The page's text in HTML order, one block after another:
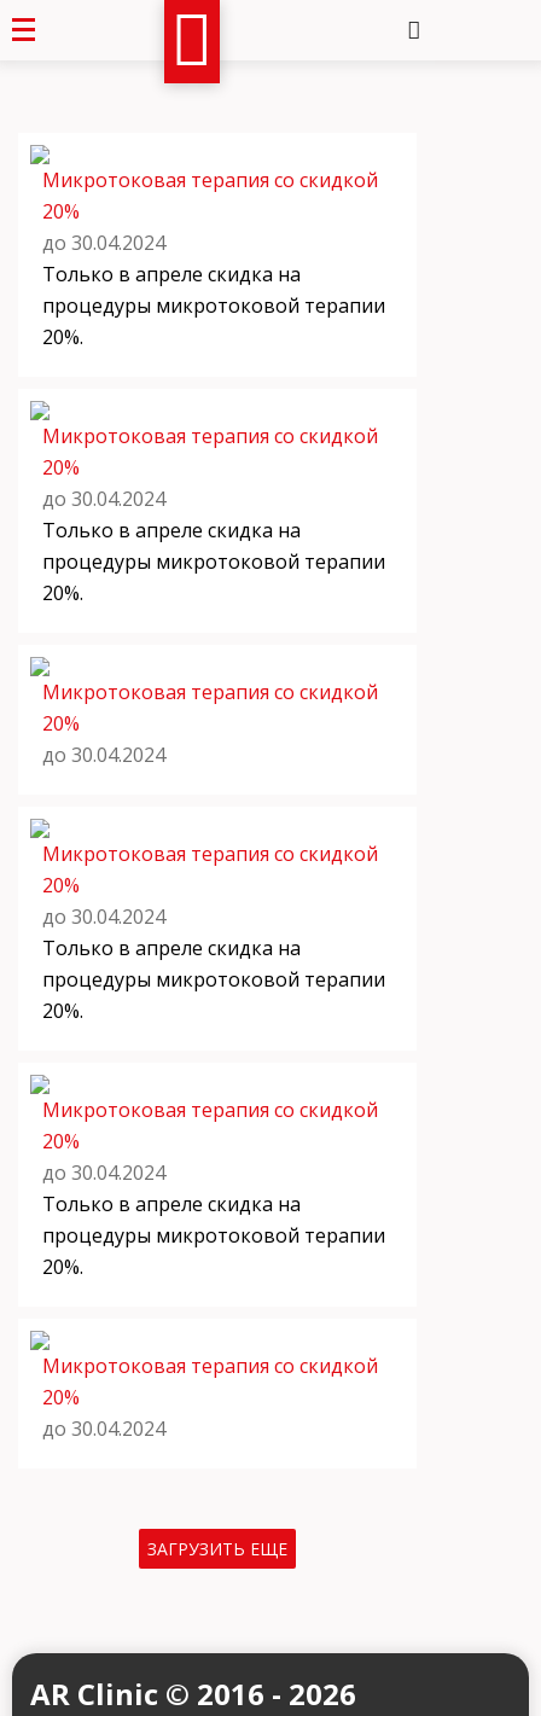
Микротоковая терапия со скидкой
20%
до 30.04.2024
Только в апреле скидка на
процедуры микротоковой терапии
20%.
Микротоковая терапия со скидкой
20%
до 30.04.2024
Только в апреле скидка на
процедуры микротоковой терапии
20%.
Микротоковая терапия со скидкой
20%
до 30.04.2024
Микротоковая терапия со скидкой
20%
до 30.04.2024
Только в апреле скидка на
процедуры микротоковой терапии
20%.
Микротоковая терапия со скидкой
20%
до 30.04.2024
Только в апреле скидка на
процедуры микротоковой терапии
20%.
Микротоковая терапия со скидкой
20%
до 30.04.2024
ЗАГРУЗИТЬ ЕЩЕ
AR Clinic © 2016 - 2026